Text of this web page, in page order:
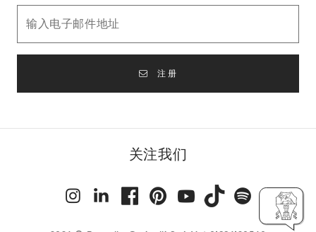
注册
关注我们